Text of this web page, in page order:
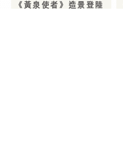
《黃泉使者》造景登陸